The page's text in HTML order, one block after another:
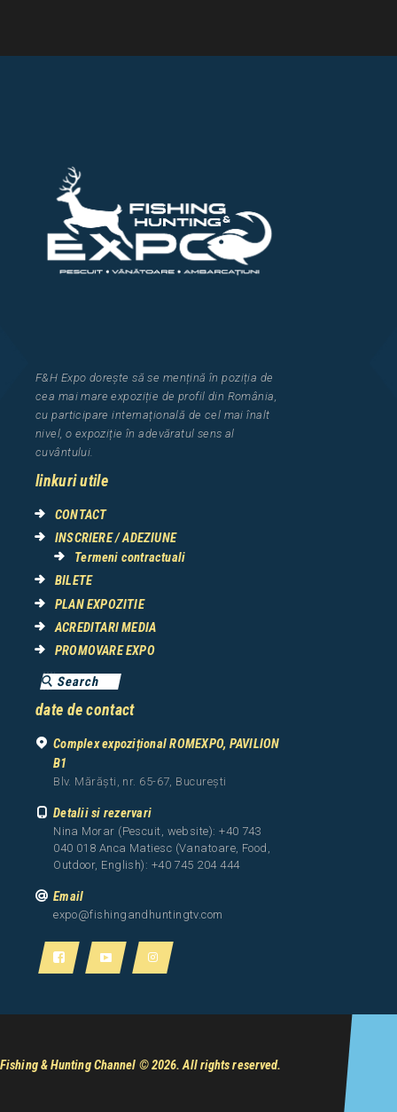
F&H Expo dorește să se mențină în poziția de
cea mai mare expoziție de profil din România,
cu participare internațională de cel maiînalt
nivel, o expoziție în adevăratul sens al
cuvântului.
linkuri utile
CONTACT
INSCRIERE / ADEZIUNE
Termeni contractuali
BILETE
PLAN EXPOZITIE
ACREDITARI MEDIA
PROMOVARE EXPO
date de contact
Complex expozițional ROMEXPO, PAVILION
B1
Blv. Mărăști, nr. 65-67, București
Detalii si rezervari
Nina Morar (Pescuit, website): +40 743
040 018 Anca Matiesc (Vanatoare, Food,
Outdoor, English): +40 745 204 444
Email
expo@fishingandhuntingtv.com
Fishing & Hunting Channel © 2026. All rights reserved.